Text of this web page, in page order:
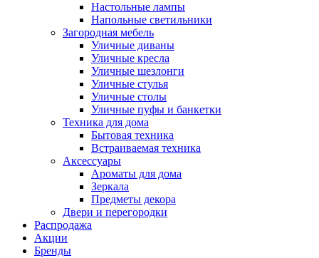
Настольные лампы
Напольные светильники
Загородная мебель
Уличные диваны
Уличные кресла
Уличные шезлонги
Уличные стулья
Уличные столы
Уличные пуфы и банкетки
Техника для дома
Бытовая техника
Встраиваемая техника
Аксессуары
Ароматы для дома
Зеркала
Предметы декора
Двери и перегородки
Распродажа
Акции
Бренды